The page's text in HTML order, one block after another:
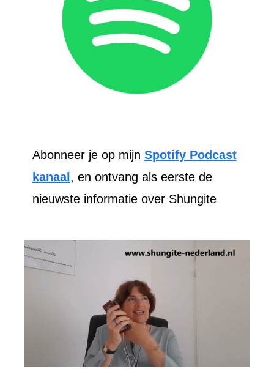
Abonneer je op mijn Spotify Podcast
kanaal , en ontvang als eerste de
nieuwste informatie over Shungite